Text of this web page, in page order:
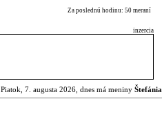
Za poslednú hodinu: 50 meraní
inzercia
Piatok, 7. augusta 2026, dnes má meniny Štefánia